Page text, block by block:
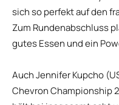
sich so perfekt auf den
Zum Rundenabschluss
gutes Essen und ein
Auch Jennifer Kupcho
Chevron Championship